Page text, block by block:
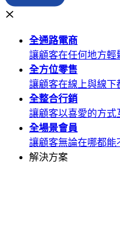
全通路電商
讓顧客在任何地方輕
全方位零售
讓顧客在線上與線下
全整合行銷
讓顧客以喜愛的方式
全場景會員
讓顧客無論在哪都能
解決方案